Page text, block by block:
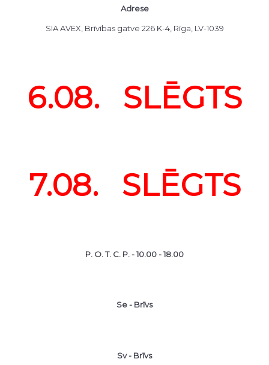
Adrese
SIA AVEX, Brīvības gatve 226 K-4, Rīga, LV-1039
6.08. SLĒGTS
7.08. SLĒGTS
P. O. T. C. P. - 10.00 - 18.00
Se - Brīvs
Sv - Brīvs